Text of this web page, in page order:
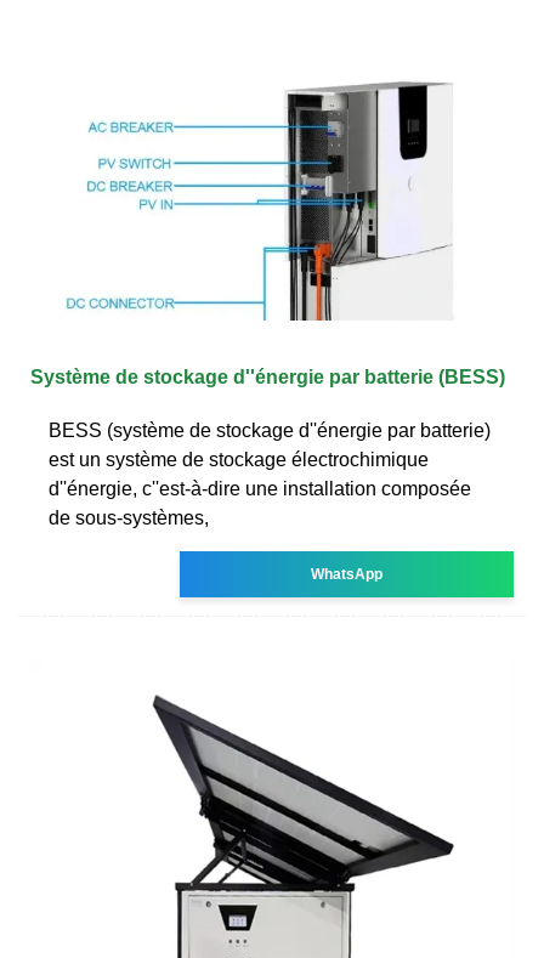
Système de stockage d''énergie par batterie (BESS)
BESS (système de stockage d''énergie par batterie)
est un système de stockage électrochimique
d''énergie, c''est-à-dire une installation composée
de sous-systèmes,
WhatsApp